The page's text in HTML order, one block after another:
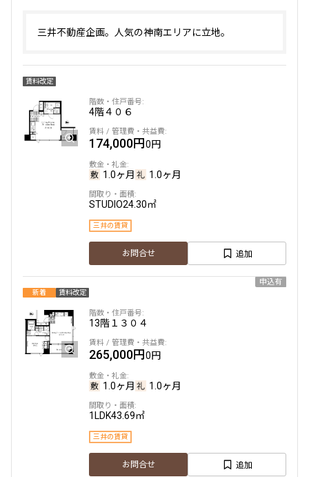
三井不動産企画。人気の神南エリアに立地。
賃料改定
4階４０６
174,000円0円
1.0ヶ月 1.0ヶ月
STUDIO24.30㎡
三井の賃貸
お問合せ 追加
新着 賃料改定
申込有
13階１３０４
265,000円0円
1.0ヶ月 1.0ヶ月
1LDK43.69㎡
三井の賃貸
お問合せ 追加